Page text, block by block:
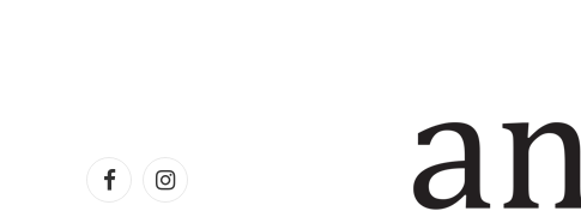
FacebookInstagram